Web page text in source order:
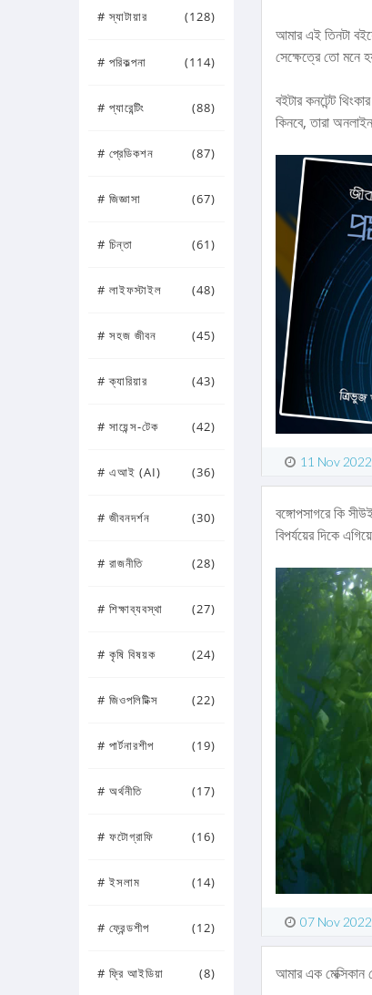
# স্যাটায়ার (128)
# পরিকল্পনা (114)
# প্যারেন্টিং (88)
# প্রেডিকশন (87)
# জিজ্ঞাসা (67)
# চিন্তা (61)
# লাইফস্টাইল (48)
# সহজ জীবন (45)
# ক্যারিয়ার (43)
# সায়েন্স-টেক (42)
# এআই (AI) (36)
# জীবনদর্শন (30)
# রাজনীতি (28)
# শিক্ষাব্যবস্থা (27)
# কৃষি বিষয়ক (24)
# জিওপলিটিক্স (22)
# পার্টনারশীপ (19)
# অর্থনীতি (17)
# ফটোগ্রাফি (16)
# ইসলাম (14)
# ফ্রেন্ডশীপ (12)
# ফ্রি আইডিয়া (8)
আমার এই তিনটা
সেক্ষেত্রে তো মনে
বইটার কনটেন্ট
কিনবে, তারা
11 Nov 2022
বঙ্গোপসাগরে কি
বিপর্যয়ের দিকে
07 Nov 2022
আমার এক মেক্সিকান